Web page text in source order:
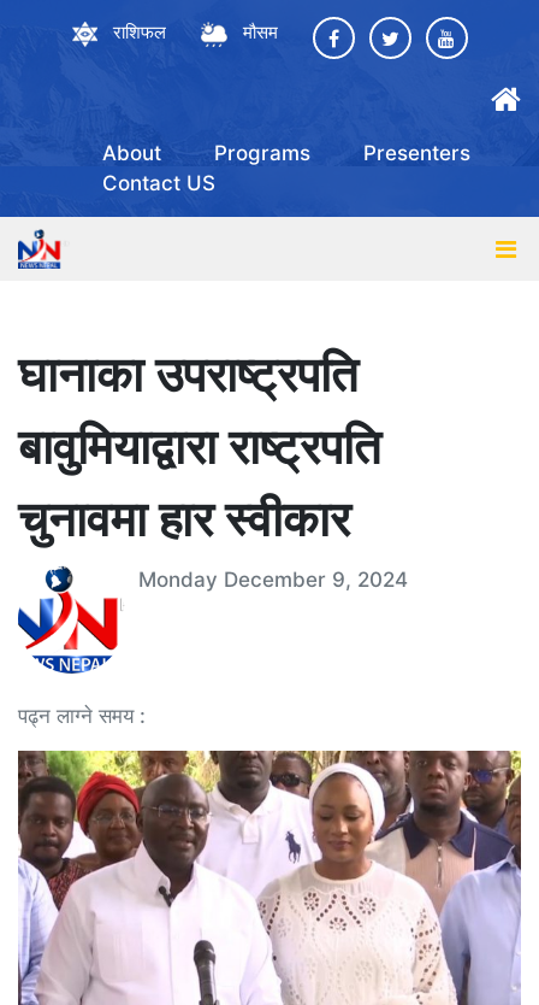
राशिफल मौसम
About Programs
Presenters
Contact US
घानाका उपराष्ट्रपति
बावुमियाद्वारा राष्ट्रपति
चुनावमा हार स्वीकार
Monday December 9, 2024
पढ्न लाग्ने समय :